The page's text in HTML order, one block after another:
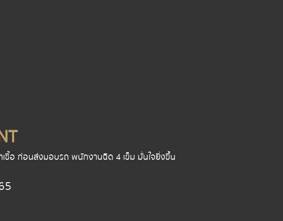
ชื้อ ก่อนส่งมอบรถ พนักงานฉีด 4 เข็ม มั่นใจยิ่งขึ้น